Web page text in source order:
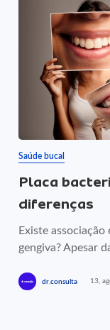
Saúde bucal
Placa
diferenças
Existe
gengiva? Apesar
dr.consulta 13,